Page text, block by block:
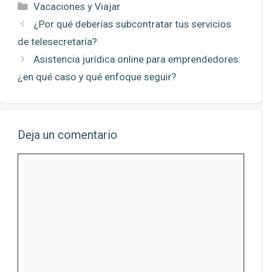
Categorías
Vacaciones y Viajar
¿Por qué deberías subcontratar tus servicios
de telesecretaría?
Asistencia jurídica online para emprendedores:
¿en qué caso y qué enfoque seguir?
Deja un comentario